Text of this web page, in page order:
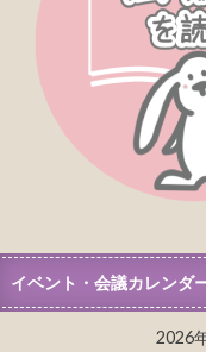
イベント・会議カレンダ
2026